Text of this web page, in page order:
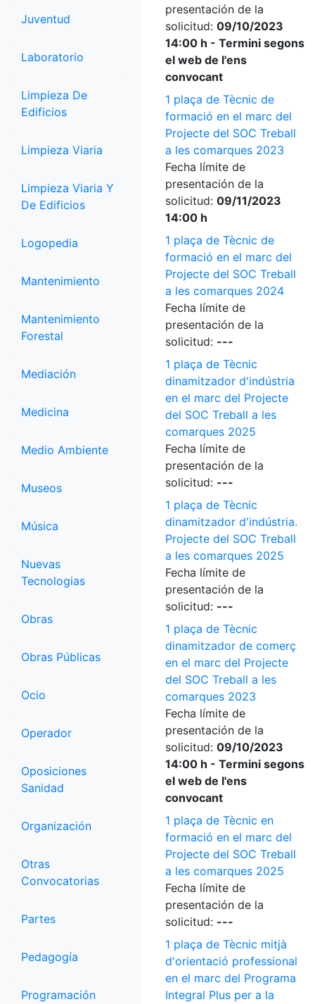
Juventud
Laboratorio
Limpieza De
Edificios
Limpieza Viaria
Limpieza Viaria Y
De Edificios
Logopedia
Mantenimiento
Mantenimiento
Forestal
Mediación
Medicina
Medio Ambiente
Museos
Música
Nuevas
Tecnologias
Obras
Obras Públicas
Ocio
Operador
Oposiciones
Sanidad
Organización
Otras
Convocatorias
Partes
Pedagogía
Programación
presentación de la
solicitud: 09/10/2023
14:00 h - Termini segons
el web de l'ens
convocant
1 plaça de Tècnic de
formació en el marc del
Projecte del SOC Treball
a les comarques 2023
Fecha límite de
presentación de la
solicitud: 09/11/2023
14:00 h
1 plaça de Tècnic de
formació en el marc del
Projecte del SOC Treball
a les comarques 2024
Fecha límite de
presentación de la
solicitud: ---
1 plaça de Tècnic
dinamitzador d'indústria
en el marc del Projecte
del SOC Treball a les
comarques 2025
Fecha límite de
presentación de la
solicitud: ---
1 plaça de Tècnic
dinamitzador d'indústria.
Projecte del SOC Treball
a les comarques 2025
Fecha límite de
presentación de la
solicitud: ---
1 plaça de Tècnic
dinamitzador de comerç
en el marc del Projecte
del SOC Treball a les
comarques 2023
Fecha límite de
presentación de la
solicitud: 09/10/2023
14:00 h - Termini segons
el web de l'ens
convocant
1 plaça de Tècnic en
formació en el marc del
Projecte del SOC Treball
a les comarques 2025
Fecha límite de
presentación de la
solicitud: ---
1 plaça de Tècnic mitjà
d'orientació professional
en el marc del Programa
Integral Plus per a la